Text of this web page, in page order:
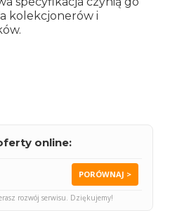
kolekcjonerów i
online:
PORÓWNAJ >
rozwój serwisu. Dziękujemy!